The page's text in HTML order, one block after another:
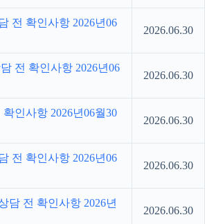
전 확인사항 2026년06
2026.06.30
전 확인사항 2026년06
2026.06.30
인사항 2026년06월30
2026.06.30
전 확인사항 2026년06
2026.06.30
담 전 확인사항 2026년
2026.06.30